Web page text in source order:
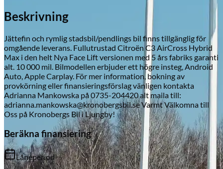
Beskrivning
Jättefin och rymlig stadsbil/pendlings bil finns tillgänglig för
omgående leverans. Fullutrustad Citroën C3 AirCross Hybrid
Max i den helt Nya Face Lift versionen med 5 års fabriks garanti
alt. 10 000 mil. Bilmodellen erbjuder ett högre insteg, Android
Auto, Apple Carplay. För mer information, bokning av
provkörning eller finansieringsförslag vänligen kontakta
Adrianna Mankowska på 0735-204420 alt maila till:
adrianna.mankowska@kronobergsbil.se Varmt Välkomna till
Oss på Kronobergs Bil i Ljungby!
Beräkna finansiering
Låneperiod